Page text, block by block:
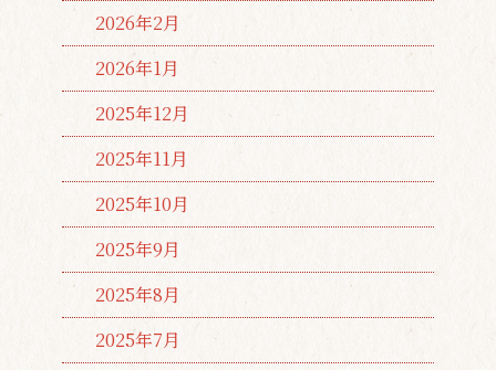
2026年2月
2026年1月
2025年12月
2025年11月
2025年10月
2025年9月
2025年8月
2025年7月